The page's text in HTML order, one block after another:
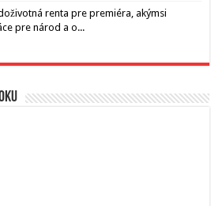
renta pre premiéra, akýmsi
pre národ a o...